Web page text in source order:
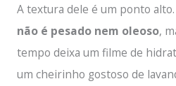
A textura dele é um ponto alto.
não é pesado nem oleoso,
tempo deixa um filme de
um cheirinho gostoso de